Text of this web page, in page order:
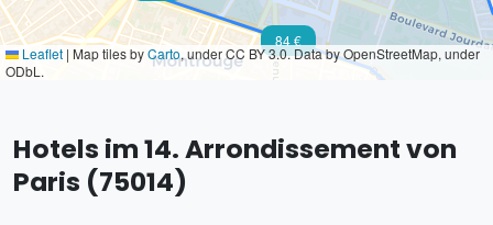
84 €
Leaflet | Map tiles byCarto, under CC BY 3.0. Data by OpenStreetMap, under
ODbL.
Hotels im 14. Arrondissement von
Paris (75014)